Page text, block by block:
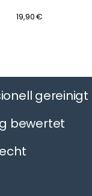
19,90 €
gereinigt
bewertet